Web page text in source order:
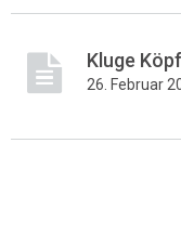
Kluge
26. Februar